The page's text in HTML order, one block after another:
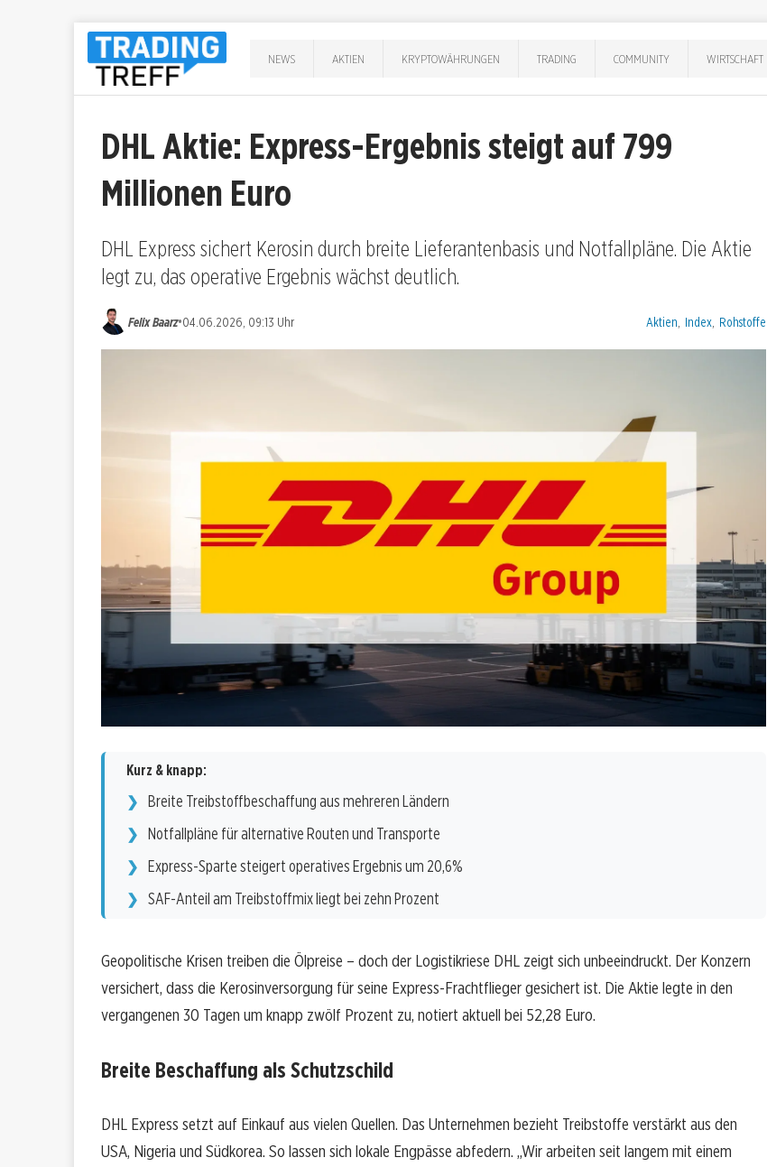
NEWS AKTIEN KRYPTOWÄHRUNGEN TRADING COMMUNITY WIRTSCHAFT
DHL Aktie: Express-Ergebnis steigt auf 799
Millionen Euro
DHL Express sichert Kerosin durch breite Lieferantenbasis und Notfallpläne. Die Aktie
legt zu, das operative Ergebnis wächst deutlich.
Felix Baarz•04.06.2026, 09:13 Uhr Kategorien:
Aktien Index Rohstoffe
Kurz & knapp:
Breite Treibstoffbeschaffung aus mehreren Ländern
Notfallpläne für alternative Routen und Transporte
Express-Sparte steigert operatives Ergebnis um 20,6%
SAF-Anteil am Treibstoffmix liegt bei zehn Prozent
Geopolitische Krisen treiben die Ölpreise – doch der Logistikriese DHL zeigt sich unbeeindruckt. Der Konzern
versichert, dass die Kerosinversorgung für seine Express-Frachtflieger gesichert ist. Die Aktie legte in den
vergangenen 30 Tagen um knapp zwölf Prozent zu, notiert aktuell bei 52,28 Euro.
Breite Beschaffung als Schutzschild
DHL Express setzt auf Einkauf aus vielen Quellen. Das Unternehmen bezieht Treibstoffe verstärkt aus den
USA, Nigeria und Südkorea. So lassen sich lokale Engpässe abfedern. „Wir arbeiten seit langem mit einem